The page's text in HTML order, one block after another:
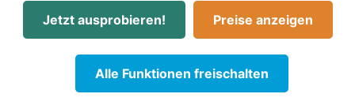
Jetzt ausprobieren! Preise anzeigen
Alle Funktionen freischalten